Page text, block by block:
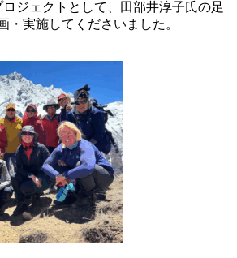
ロジェクトとして、田部井淳子氏の足
・実施してくださいました。